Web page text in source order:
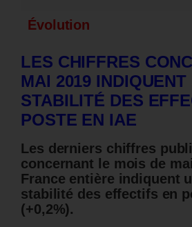
Évolution
LES CHIFFRES
MAI 2019 INDIQUENT
STABILITÉ DES
POSTE EN IAE
Les derniers chiffres
concernant le mois de
France entière indiquent
stabilité des effectifs en
(+0,2%).